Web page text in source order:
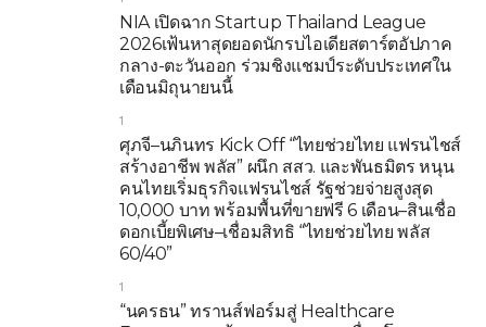
NIA เปิดฉาก Startup Thailand League
2026เฟ้นหาสุดยอดนักรบไอเดียสตาร์ตอัปภาค
กลาง-ตะวันออก ร่วมชิงแชมป์ระดับประเทศใน
เดือนมิถุนายนนี้
1
ศุภจี–นภินทร Kick Off “ไทยช่วยไทย แฟรนไชส์
สร้างอาชีพ พลัส” ผนึก สสว. และพันธมิตร หนุน
คนไทยเริ่มธุรกิจแฟรนไชส์ รัฐช่วยจ่ายสูงสุด
10,000 บาท พร้อมพื้นที่ขายฟรี 6 เดือน–สินเชื่อ
ดอกเบี้ยพิเศษ–เชื่อมสิทธิ “ไทยช่วยไทย พลัส
60/40”
1
“นครธน” ทรานส์ฟอร์มสู่ Healthcare